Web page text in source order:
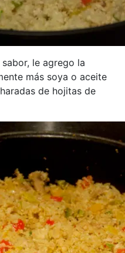
le agrego la
más soya o aceite
de hojitas de